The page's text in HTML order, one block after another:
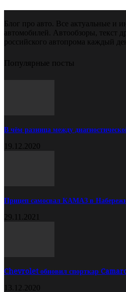
Блог про авто. Все актуальные и
автомобилей. Автообзоры, текст
российского автопрома каждый
Популярные посты
В чём разница между
19.12.2020
Прицеп самосвал КАМАЗ в
29.11.2021
Chevrolet обновил спорткар
13.12.2020